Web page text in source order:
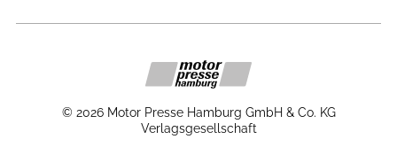
© 2026 Motor Presse Hamburg GmbH & Co. KG
Verlagsgesellschaft